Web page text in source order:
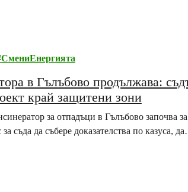
СмениЕнергията
в Гълъбово продължава:
край защитени зони
за отпадъци в Гълъбово започва
съда да събере доказателства по казуса,